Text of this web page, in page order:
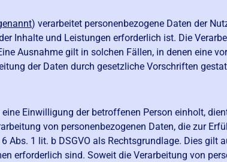
) verarbeitet personenbezogene Daten der
Inhalte und Leistungen erforderlich ist. Die
Ausnahme gilt in solchen Fällen, in denen eine
der Daten durch gesetzliche Vorschriften
Einwilligung der betroffenen Person einholt,
von personenbezogenen Daten, die zur
Abs. 1 lit. b DSGVO als Rechtsgrundlage. Dies gilt
erforderlich sind. Soweit die Verarbeitung von